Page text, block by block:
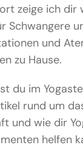
zeige ich dir
Schwangere
und
zu Hause.
du im
rund um
und wie dir
helfen